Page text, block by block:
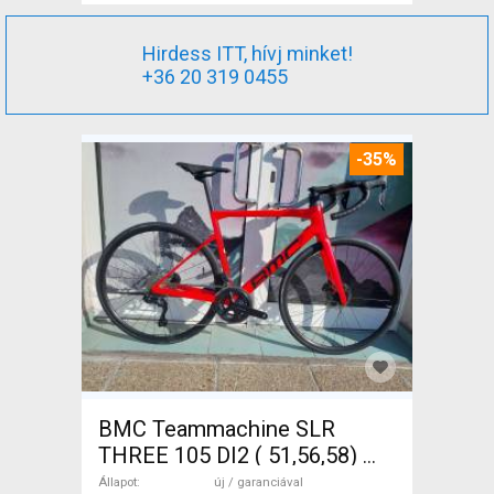
Hirdess ITT, hívj minket!
+36 20 319 0455
-35%
BMC Teammachine SLR
THREE 105 DI2 ( 51,56,58)
Országúti Shimano 105 Di2
Állapot
új / garanciával